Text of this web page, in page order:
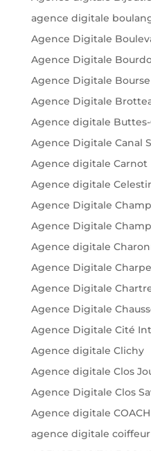
agence digitale
Agence Digitale
Agence Digitale
Agence Digitale Bourse
Agence Digitale
Agence digitale
Agence Digitale Canal
Agence digitale Carnot
Agence digitale
Agence Digitale
Agence Digitale
Agence digitale
Agence Digitale
Agence Digitale
Agence Digitale
Agence Digitale Cité
Agence digitale Clichy
Agence digitale Clos
Agence Digitale Clos
Agence digitale COACH
agence digitale